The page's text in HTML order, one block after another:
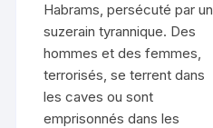
Habrams, persécuté par un
suzerain tyrannique. Des
hommes et des femmes,
terrorisés, se terrent dans
les caves ou sont
emprisonnés dans les